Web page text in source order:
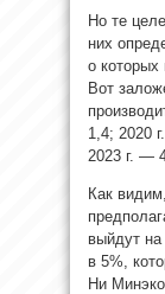
Но те
них
о которых
Вот
1,4; 2020
2023 г. —
Как
выйдут на
в 5%,
Ни